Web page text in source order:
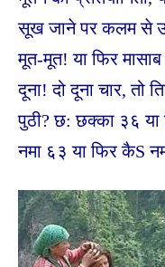
सूख जाने पर कलम से
मूत-मूत! या फिर मासाब
दूना! दो दूना चार, तो
पुठी? छ: छक्का ३६
नमा ६३ या फिर कैS